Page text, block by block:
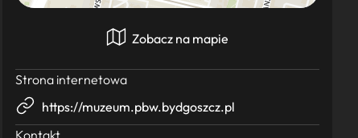
Zobacz na mapie
Strona internetowa
https://muzeum.pbw.bydgoszcz.pl
Kontakt